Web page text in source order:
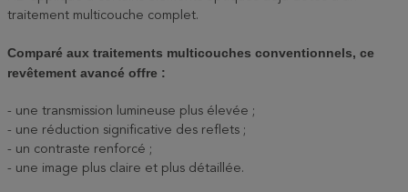
traitement multicouche complet.
Comparé aux traitements multicouches conventionnels, ce
revêtement avancé offre :
- une transmission lumineuse plus élevée ;
- une réduction significative des reflets ;
- un contraste renforcé ;
- une image plus claire et plus détaillée.